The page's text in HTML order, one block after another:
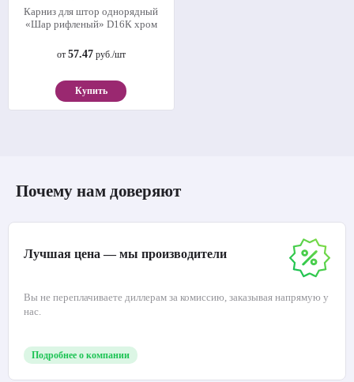
Карниз для штор однорядный
«Шар рифленый» D16К хром
от 57.47руб./шт
Купить
Почему нам доверяют
Лучшая цена — мы производители
Вы не переплачиваете диллерам за комиссию, заказывая напрямую у
нас.
Подробнее о компании